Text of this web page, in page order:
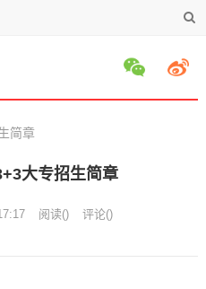
简章
大专招生简章
阅读() 评论()